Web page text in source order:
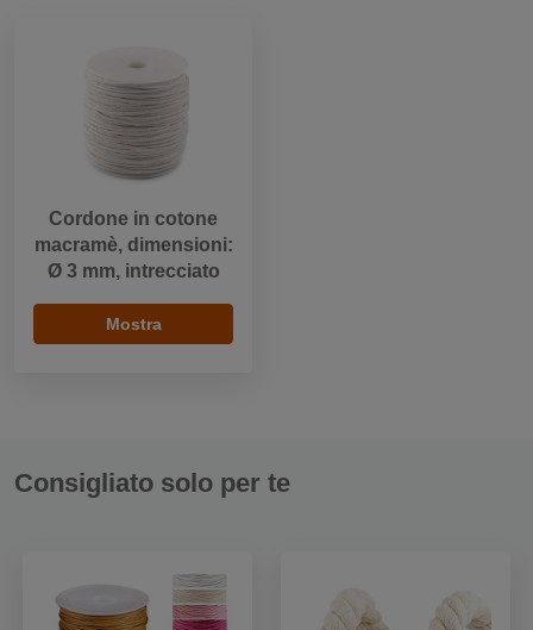
Cordone in cotone
macramè, dimensioni:
Ø 3 mm, intrecciato
Mostra
Consigliato solo per te